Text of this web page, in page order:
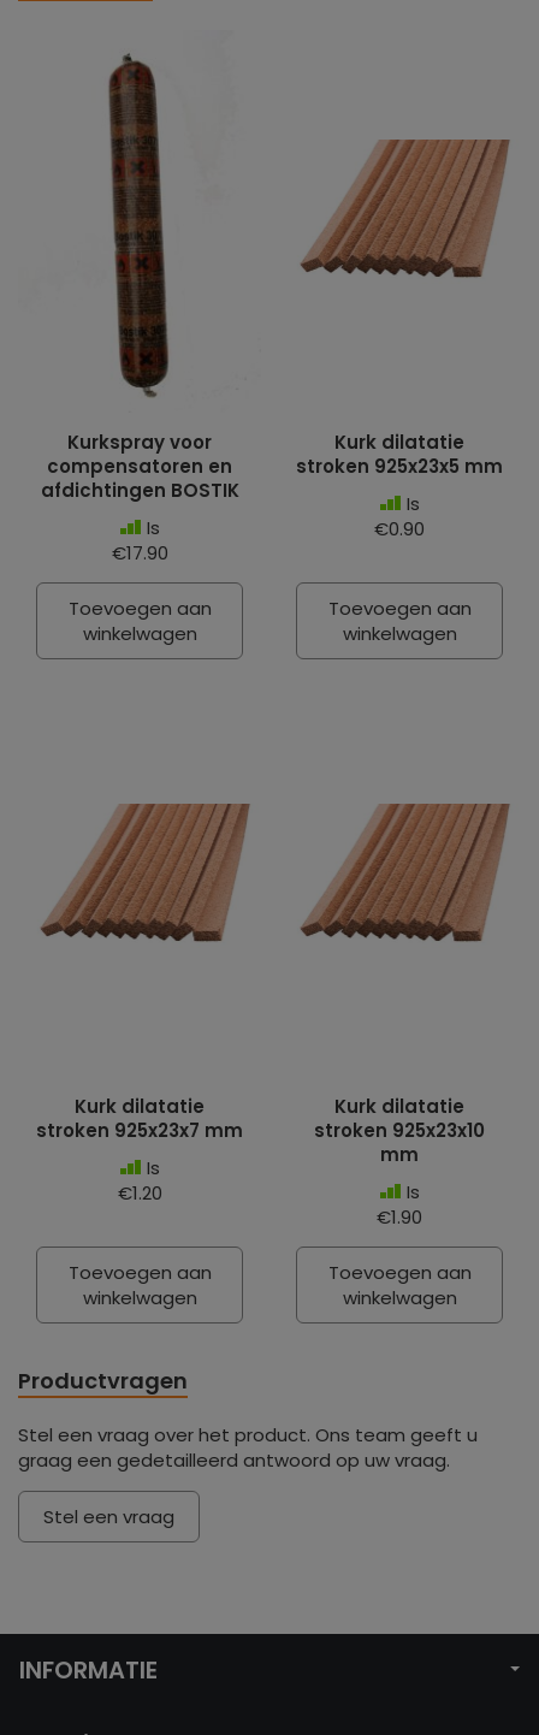
Kurkspray voor
compensatoren en
afdichtingen BOSTIK
Is
€17.90
Toevoegen aan
winkelwagen
Kurk dilatatie
stroken 925x23x5 mm
Is
€0.90
Toevoegen aan
winkelwagen
Kurk dilatatie
stroken 925x23x7 mm
Is
€1.20
Toevoegen aan
winkelwagen
Kurk dilatatie
stroken 925x23x10
mm
Is
€1.90
Toevoegen aan
winkelwagen
Productvragen
Stel een vraag over het product. Ons team geeft u
graag een gedetailleerd antwoord op uw vraag.
Stel een vraag
INFORMATIE